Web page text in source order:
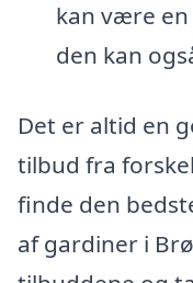
kan være
den kan
Det er altid en
tilbud fra
finde den
af gardiner i